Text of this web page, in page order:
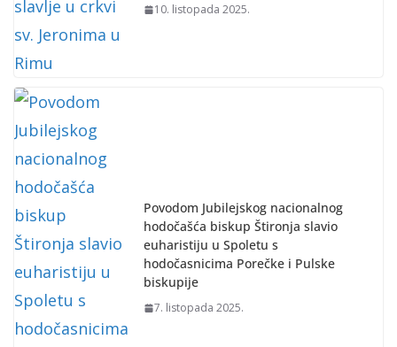
10. listopada 2025.
Povodom Jubilejskog nacionalnog
hodočašća biskup Štironja slavio
euharistiju u Spoletu s
hodočasnicima Porečke i Pulske
biskupije
7. listopada 2025.